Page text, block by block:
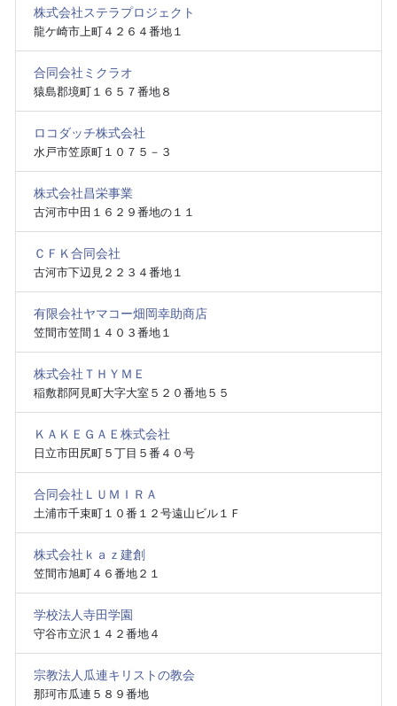
株式会社ステラプロジェクト
龍ケ崎市上町４２６４番地１
合同会社ミクラオ
猿島郡境町１６５７番地８
ロコダッチ株式会社
水戸市笠原町１０７５－３
株式会社昌栄事業
古河市中田１６２９番地の１１
ＣＦＫ合同会社
古河市下辺見２２３４番地１
有限会社ヤマコー畑岡幸助商店
笠間市笠間１４０３番地１
株式会社ＴＨＹＭＥ
稲敷郡阿見町大字大室５２０番地５５
ＫＡＫＥＧＡＥ株式会社
日立市田尻町５丁目５番４０号
合同会社ＬＵＭＩＲＡ
土浦市千束町１０番１２号遠山ビル１Ｆ
株式会社ｋａｚ建創
笠間市旭町４６番地２１
学校法人寺田学園
守谷市立沢１４２番地４
宗教法人瓜連キリストの教会
那珂市瓜連５８９番地